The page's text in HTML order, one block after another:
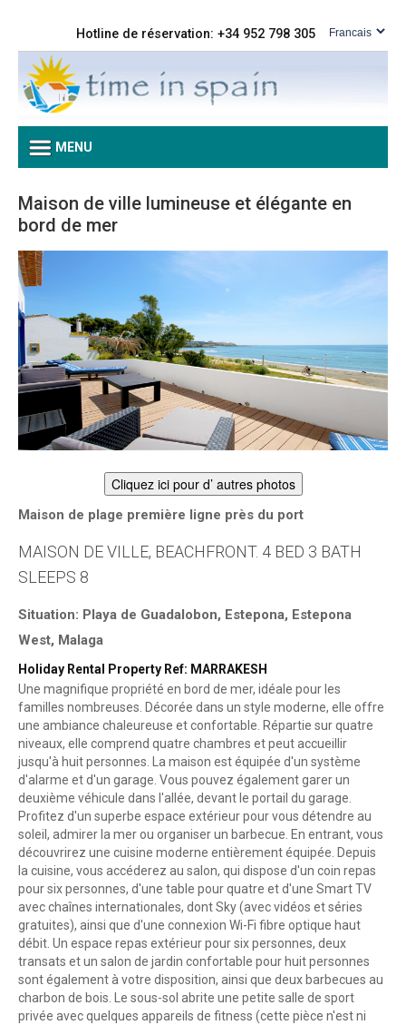
Hotline de réservation: +34 952 798 305
MENU
Maison de ville lumineuse et élégante en
bord de mer
Cliquez ici pour d’ autres photos
Maison de plage première ligne près du port
MAISON DE VILLE, BEACHFRONT. 4 BED 3 BATH
SLEEPS 8
Situation: Playa de Guadalobon, Estepona, Estepona
West, Malaga
Holiday Rental Property Ref: MARRAKESH
Une magnifique propriété en bord de mer, idéale pour les
familles nombreuses. Décorée dans un style moderne, elle offre
une ambiance chaleureuse et confortable. Répartie sur quatre
niveaux, elle comprend quatre chambres et peut accueillir
jusqu'à huit personnes. La maison est équipée d'un système
d'alarme et d'un garage. Vous pouvez également garer un
deuxième véhicule dans l'allée, devant le portail du garage.
Profitez d'un superbe espace extérieur pour vous détendre au
soleil, admirer la mer ou organiser un barbecue. En entrant, vous
découvrirez une cuisine moderne entièrement équipée. Depuis
la cuisine, vous accéderez au salon, qui dispose d'un coin repas
pour six personnes, d'une table pour quatre et d'une Smart TV
avec chaînes internationales, dont Sky (avec vidéos et séries
gratuites), ainsi que d'une connexion Wi-Fi fibre optique haut
débit. Un espace repas extérieur pour six personnes, deux
transats et un salon de jardin confortable pour huit personnes
sont également à votre disposition, ainsi que deux barbecues au
charbon de bois. Le sous-sol abrite une petite salle de sport
privée avec quelques appareils de fitness (cette pièce n'est ni